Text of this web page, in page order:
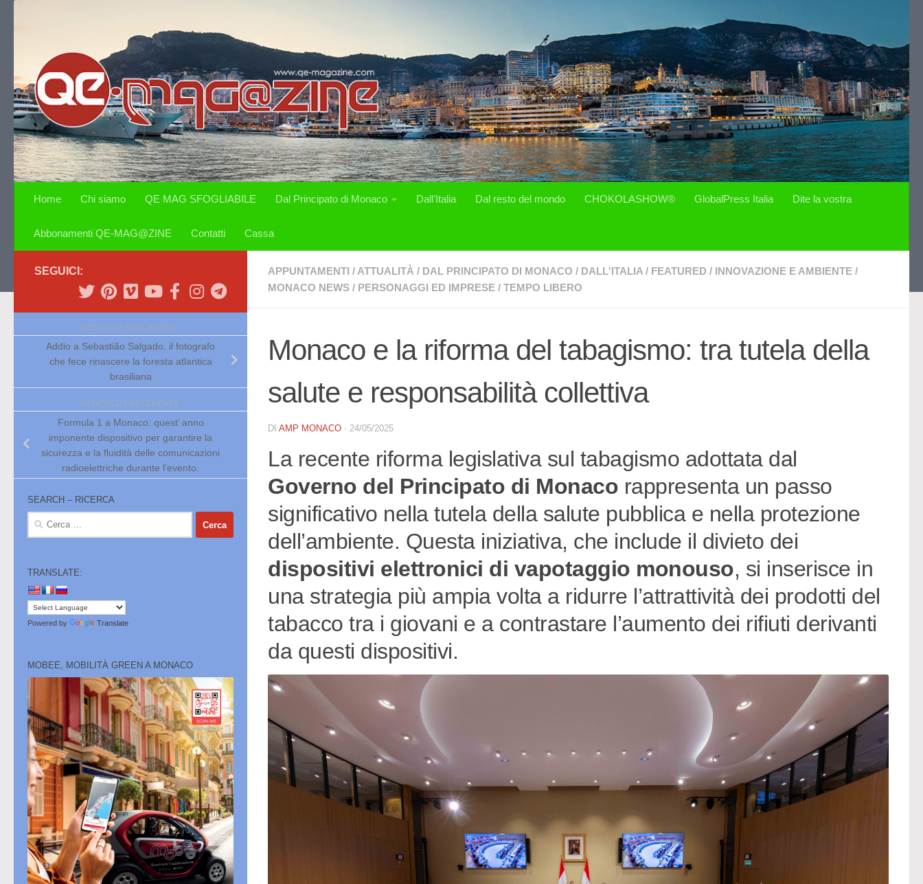
Home Chi siamo QE MAG SFOGLIABILE Dal Principato di Monaco Dall’Italia Dal resto del mondo CHOKOLASHOW® GlobalPress Italia Dite la vostra
Abbonamenti QE-MAG@ZINE Contatti Cassa
APPUNTAMENTI / ATTUALITÀ / DAL PRINCIPATO DI MONACO / DALL'ITALIA / FEATURED / INNOVAZIONE E AMBIENTE /
MONACO NEWS / PERSONAGGI ED IMPRESE / TEMPO LIBERO
Monaco e la riforma del tabagismo: tra tutela della
salute e responsabilità collettiva
DI AMP MONACO · 24/05/2025
La recente riforma legislativa sul tabagismo adottata dal
Governo del Principato di Monaco rappresenta un passo
significativo nella tutela della salute pubblica e nella protezione
dell’ambiente. Questa iniziativa, che include il divieto dei
dispositivi elettronici di vapotaggio monouso, si inserisce in
una strategia più ampia volta a ridurre l’attrattività dei prodotti del
tabacco tra i giovani e a contrastare l’aumento dei rifiuti derivanti
da questi dispositivi.
SEGUICI:
ARTICOLO SUCCESSIVO
Addio a Sebastião Salgado, il fotografo
che fece rinascere la foresta atlantica
brasiliana
ARTICOLO PRECEDENTE
Formula 1 a Monaco: quest’ anno
imponente dispositivo per garantire la
sicurezza e la fluidità delle comunicazioni
radioelettriche durante l’evento.
SEARCH – RICERCA
Ricerca
TRANSLATE:
Powered by Translate
MOBEE, MOBILITÀ GREEN A MONACO